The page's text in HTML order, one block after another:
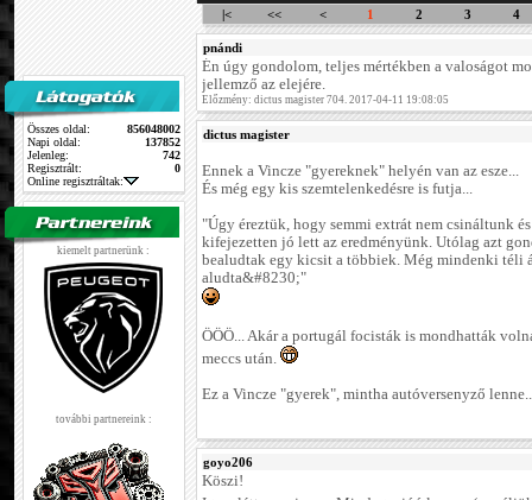
Összes oldal:
856048002
Napi oldal:
137852
Jelenleg:
742
Regisztrált:
0
Online regisztráltak:
kiemelt partnerünk :
további partnereink :
|<
<< < 1 2 3 4
pnándi
Én úgy gondolom, teljes mértékben a valoságot
jellemző az elejére.
Előzmény: dictus magister 704. 2017-04-11 19:08:05
dictus magister
Ennek a Vincze "gyereknek" helyén van az esze...
És még egy kis szemtelenkedésre is futja...
"Úgy éreztük, hogy semmi extrát nem csináltunk
kifejezetten jó lett az eredményünk. Utólag azt
bealudtak egy kicsit a többiek. Még mindenki téli
aludta&#8230;"
ÖÖÖ... Akár a portugál focisták is mondhatták
meccs után.
Ez a Vincze "gyerek", mintha autóversenyző
goyo206
Köszi!